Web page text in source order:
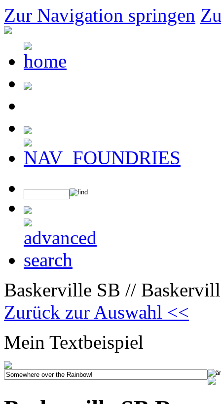
Zur Navigation springen
Baskerville SB //
Zurück zur Auswahl <<
Mein Textbeispiel